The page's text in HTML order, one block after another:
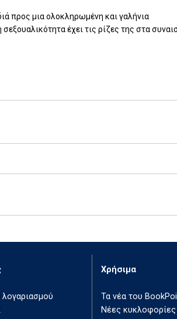
προς μια ολοκληρωμένη και γαλήνια
έχει τις ρίζες της στα
λογαριασμού
Χρήσιμα
Τα νέα του
Νέες κυκλοφορίες